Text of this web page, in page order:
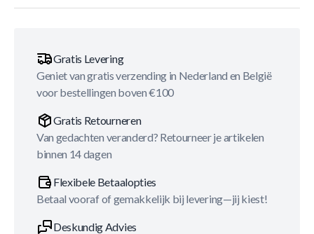
Gratis Levering
Geniet van gratis verzending in Nederland en België
voor bestellingen boven €100
Gratis Retourneren
Van gedachten veranderd? Retourneer je artikelen
binnen 14 dagen
Flexibele Betaalopties
Betaal vooraf of gemakkelijk bij levering—jij kiest!
Deskundig Advies